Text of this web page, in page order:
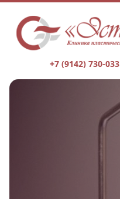
+7 (9142) 730-033